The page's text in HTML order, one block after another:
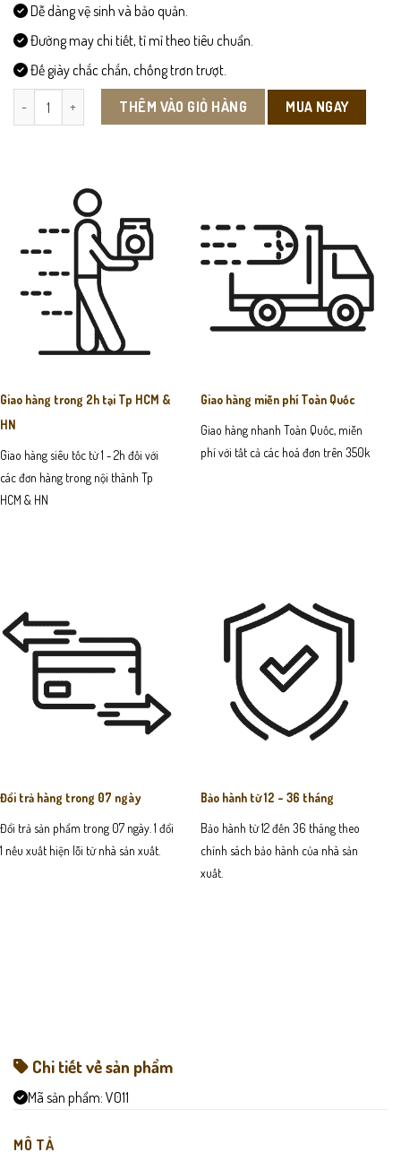
Dễ dàng vệ sinh và bảo quản.
Đường may chi tiết, tỉ mỉ theo tiêu chuẩn.
Đế giày chắc chắn, chống trơn trượt.
V011 - Ví Da Nam Đút Túi số lượng
THÊM VÀO GIỎ HÀNG MUA NGAY
Giao hàng trong 2h tại Tp HCM &
HN
Giao hàng siêu tốc từ 1 - 2h đối với
các đơn hàng trong nội thành Tp
HCM & HN
Giao hàng miễn phí Toàn Quốc
Giao hàng nhanh Toàn Quốc, miễn
phí với tất cả các hoá đơn trên 350k
Đổi trả hàng trong 07 ngày
Đổi trả sản phẩm trong 07 ngày. 1 đổi
1 nếu xuất hiện lỗi từ nhà sản xuất.
Bảo hành từ 12 - 36 tháng
Bảo hành từ 12 đến 36 tháng theo
chính sách bảo hành của nhà sản
xuất.
Chi tiết về sản phẩm
Mã sản phẩm: V011
MÔ TẢ